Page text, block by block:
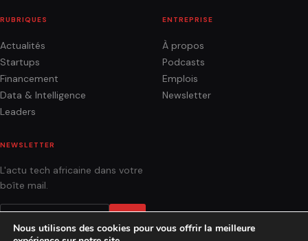
RUBRIQUES
Actualités
Startups
Financement
Data & Intelligence
Leaders
ENTREPRISE
À propos
Podcasts
Emplois
Newsletter
NEWSLETTER
L'actu tech africaine dans votre
boîte mail.
Nous utilisons des cookies pour vous offrir la meilleure